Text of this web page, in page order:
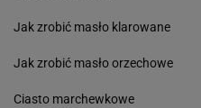
Jak zrobić masło klarowane
Jak zrobić masło orzechowe
Ciasto marchewkowe